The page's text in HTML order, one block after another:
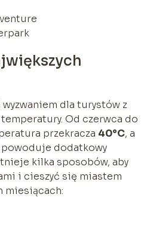
dla turystów z
Od czerwca do
przekracza 40°C, a
dodatkowy
kilka sposobów, aby
i cieszyć się miastem
miesiącach: